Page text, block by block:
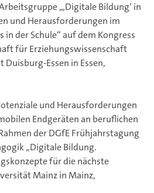
„‚Digitale Bildung‘ in
und Herausforderungen im
der Schule“ auf dem Kongress
für Erziehungswissenschaft
Duisburg-Essen in Essen,
und Herausforderungen
Endgeräten an beruflichen
der DGfE Frühjahrstagung
„Digitale Bildung.
für die nächste
Mainz in Mainz,